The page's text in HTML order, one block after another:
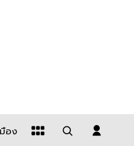
อง